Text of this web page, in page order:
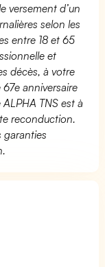
versement d’un
selon les
entre 18 et 65
et
décès, à votre
anniversaire
TNS est à
reconduction.
garanties